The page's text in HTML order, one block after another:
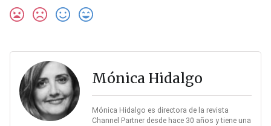
Mónica Hidalgo
Mónica Hidalgo es directora de la revista
Channel Partner desde hace 30 años y tiene una